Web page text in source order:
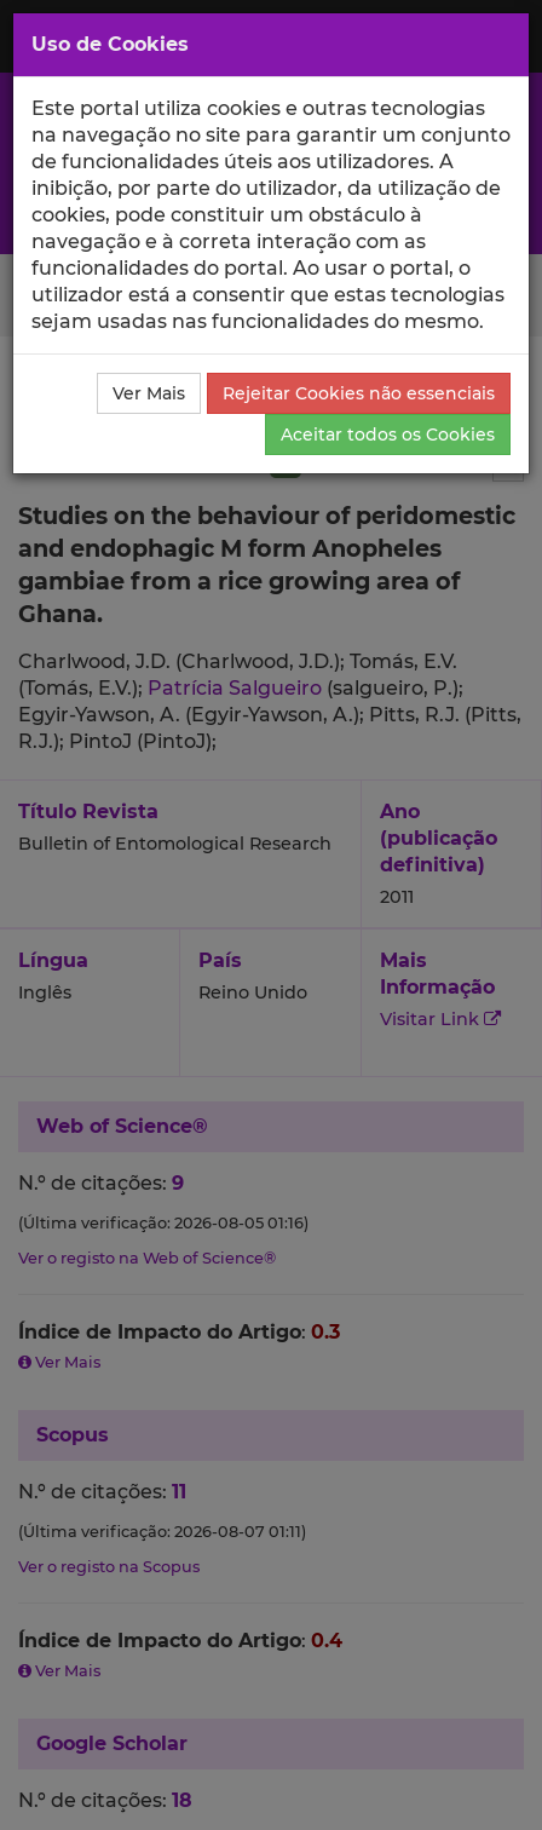
Saltar
para
Conteúdo
Principal
A excelência da investigação e ciência no Iscte
Search Button
Ciência_Iscte Publicações
Descrição Detalhada da
Publicação
Studies on the behaviour of peridomestic
and endophagic M form Anopheles
gambiae from a rice growing area of
Ghana.
Charlwood, J.D. (Charlwood, J.D.); Tomás, E.V.
(Tomás, E.V.); Patrícia Salgueiro (salgueiro, P.);
Egyir-Yawson, A. (Egyir-Yawson, A.); Pitts, R.J. (Pitts,
R.J.); PintoJ (PintoJ);
Título Revista
Bulletin of Entomological Research
Ano
(publicação
definitiva)
2011
Língua
Inglês
País
Reino Unido
Mais
Informação
Visitar Link
Web of Science®
N.º de citações: 9
(Última verificação: 2026-08-05 01:16)
Ver o registo na Web of Science®
Índice de Impacto do Artigo: 0.3
Ver Mais
Scopus
N.º de citações: 11
(Última verificação: 2026-08-07 01:11)
Ver o registo na Scopus
Índice de Impacto do Artigo: 0.4
Ver Mais
Google Scholar
N.º de citações: 18
Uso de Cookies
Este portal utiliza cookies e outras tecnologias
na navegação no site para garantir um conjunto
de funcionalidades úteis aos utilizadores. A
inibição, por parte do utilizador, da utilização de
cookies, pode constituir um obstáculo à
navegação e à correta interação com as
funcionalidades do portal. Ao usar o portal, o
utilizador está a consentir que estas tecnologias
sejam usadas nas funcionalidades do mesmo.
Ver Mais
Rejeitar Cookies não essenciais
Aceitar todos os Cookies